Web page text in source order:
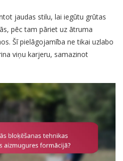
jaudas stilu, lai iegūtu grūtas
pēc tam pāriet uz ātruma
Šī pielāgojamība ne tikai uzlabo
viņu karjeru, samazinot